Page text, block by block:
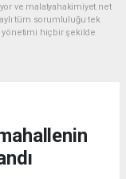
ve malatyahakimiyet.net
tüm sorumluluğu tek
yönetimi hiçbir şekilde